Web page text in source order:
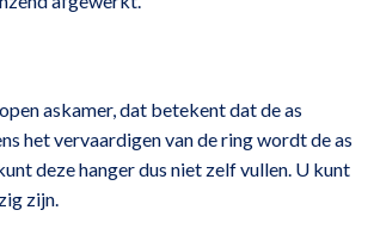
askamer, dat betekent dat de as
het vervaardigen van de ring wordt de as
deze hanger dus niet zelf vullen. U kunt
zijn.